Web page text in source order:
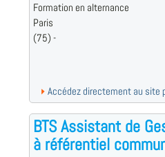
Formation en alternance
Paris
(75) -
Accédez directement au
BTS Assistant de
à référentiel